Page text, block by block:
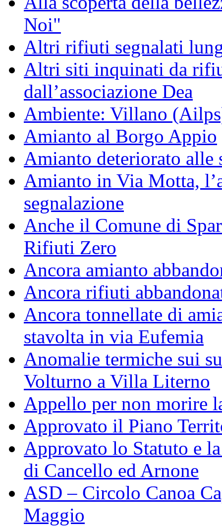
Noi"
Altri rifiuti segnalati
Altri siti inquinati da
dall’associazione Dea
Ambiente: Villano
Amianto al Borgo Appio
Amianto deteriorato alle
Amianto in Via Motta,
segnalazione
Anche il Comune di
Rifiuti Zero
Ancora amianto
Ancora rifiuti
Ancora tonnellate di
stavolta in via Eufemia
Anomalie termiche sui
Volturno a Villa Literno
Appello per non morire
Approvato il Piano
Approvato lo Statuto e
di Cancello ed Arnone
ASD – Circolo Canoa
Maggio